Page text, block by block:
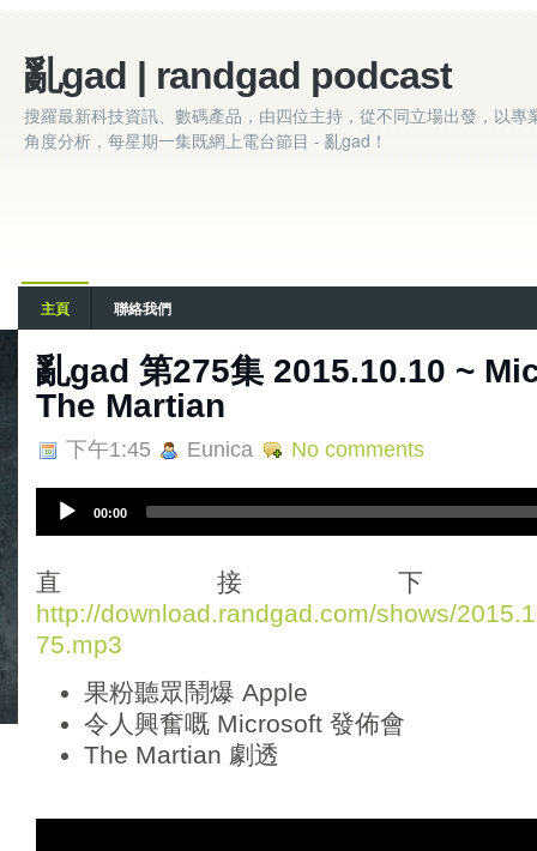
亂gad | randgad podcast
搜羅最新科技資訊、數碼產品，由四位主持，從不同立場出發，以專
角度分析，每星期一集既網上電台節目 - 亂gad！
主頁 聯絡我們
亂gad 第275集 2015.10.10 ~
The Martian
下午1:45 Eunica No comments
i
o
P
l
00:00
直接
http://download.randgad.com/shows/
75.mp3
果粉聽眾鬧爆 Apple
令人興奮嘅 Microsoft 發佈會
The Martian 劇透